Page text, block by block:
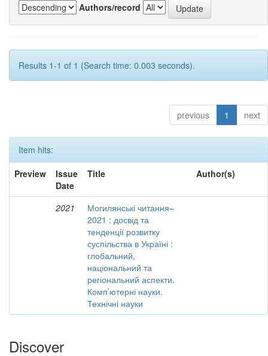
Authors/record
Results 1-1 of 1 (Search time: 0.003 seconds).
previous 1 next
Item hits:
Preview
Issue
Date
Title Author(s)
2021
Могилянські читання–
2021 : досвід та
тенденції розвитку
суспільства в Україні :
глобальний,
національний та
регіональний аспекти.
Комп’ютерні науки.
Технічні науки
Discover